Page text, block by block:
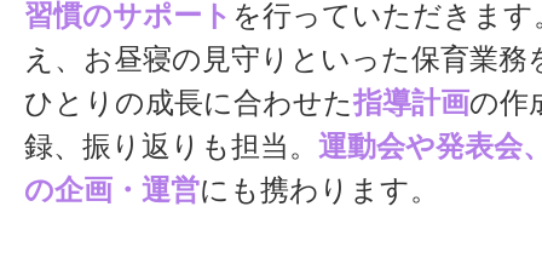
浮穴保育園は、地域イベントへの出演
っており、子どもたちが地域の方々
成長できる環境です。音楽活動にも力
「アトム少年少女合唱団」として地域
る機会もあります。お揃いの衣装を
習慣のサポート を行っていただきます
え、お昼寝の見守りといった保育業務
ひとりの成長に合わせた指導計画の作
録、振り返りも担当。 運動会や発表会
の企画・運営にも携わります。